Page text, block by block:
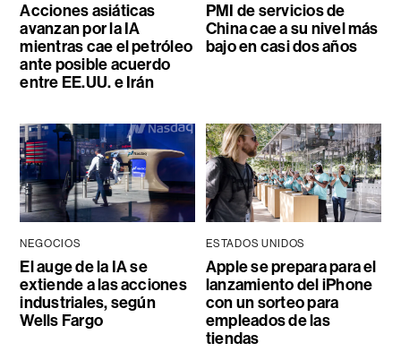
Acciones asiáticas
avanzan por la IA
mientras cae el petróleo
ante posible acuerdo
entre EE.UU. e Irán
PMI de servicios de
China cae a su nivel más
bajo en casi dos años
NEGOCIOS
El auge de la IA se
extiende a las acciones
industriales, según
Wells Fargo
ESTADOS UNIDOS
Apple se prepara para el
lanzamiento del iPhone
con un sorteo para
empleados de las
tiendas